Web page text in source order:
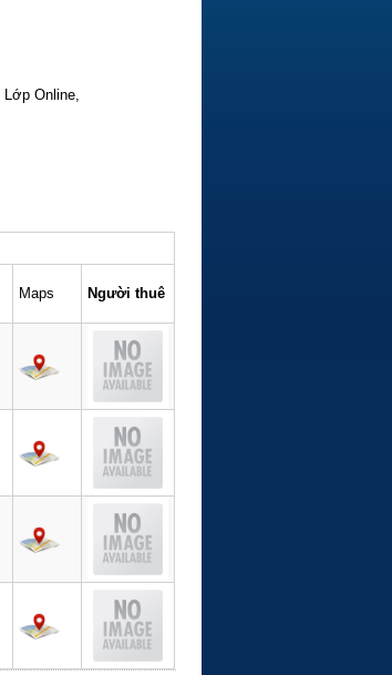
Lớp Online,
Maps Người thuê